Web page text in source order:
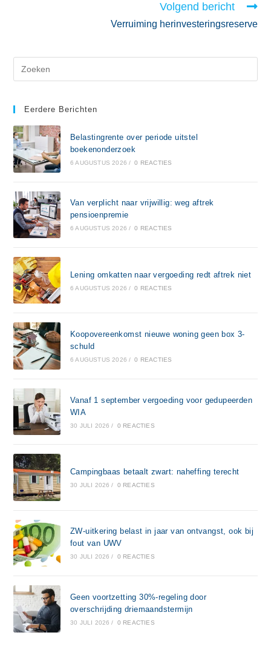
Volgend bericht
Verruiming herinvesteringsreserve
Eerdere Berichten
Belastingrente over periode uitstel
boekenonderzoek
6 AUGUSTUS 2026 / 0 REACTIES
Van verplicht naar vrijwillig: weg aftrek
pensioenpremie
6 AUGUSTUS 2026 / 0 REACTIES
Lening omkatten naar vergoeding redt aftrek niet
6 AUGUSTUS 2026 / 0 REACTIES
Koopovereenkomst nieuwe woning geen box 3-
schuld
6 AUGUSTUS 2026 / 0 REACTIES
Vanaf 1 september vergoeding voor gedupeerden
WIA
30 JULI 2026 / 0 REACTIES
Campingbaas betaalt zwart: naheffing terecht
30 JULI 2026 / 0 REACTIES
ZW-uitkering belast in jaar van ontvangst, ook bij
fout van UWV
30 JULI 2026 / 0 REACTIES
Geen voortzetting 30%-regeling door
overschrijding driemaandstermijn
30 JULI 2026 / 0 REACTIES